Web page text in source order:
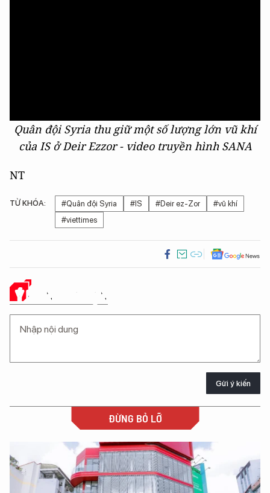
Quân đội Syria thu giữ một số lượng lớn vũ khí
của IS ở Deir Ezzor - video truyền hình SANA
NT
TỪ KHÓA: #Quân đội Syria #IS #Deir ez-Zor
#vũ khí
#viettimes
Ý KIẾN CỦA BẠN
Gửi ý kiến
ĐỪNG BỎ LỠ